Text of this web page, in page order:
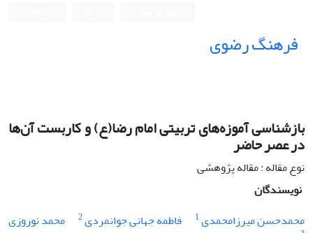
فرهنگ رضوی
بازشناسی آموزه‌های تربیتی امام رضا(ع) و کاربست آن‌ها
در عصر حاضر
نوع مقاله : مقاله پژوهشی
نویسندگان
محمد‌حسن میرزامحمدی1 فاطمه جهانی جوانمردی2 محمد نوروزی